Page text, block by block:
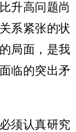
升高问题尚
系紧张的状
局面，是我
临的突出矛
须认真研究